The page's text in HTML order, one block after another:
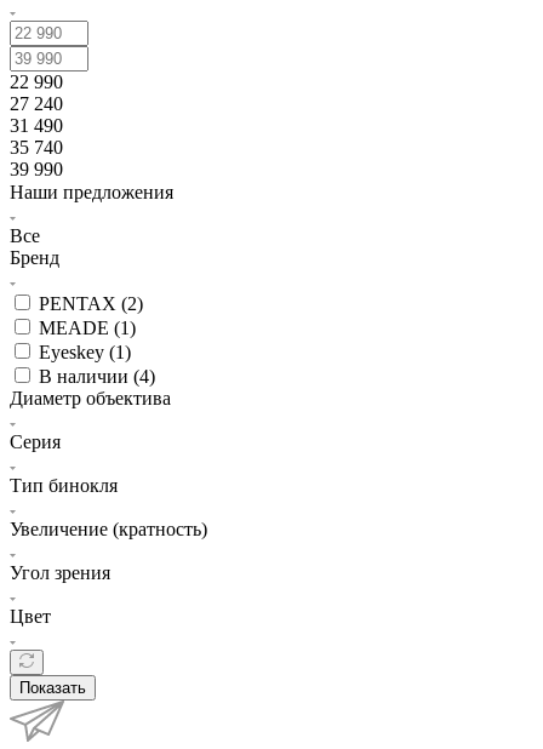
22 990
27 240
31 490
35 740
39 990
Наши предложения
Все
Бренд
PENTAX (2)
MEADE (1)
Eyeskey (1)
В наличии (4)
Диаметр объектива
Серия
Тип бинокля
Увеличение (кратность)
Угол зрения
Цвет
Показать